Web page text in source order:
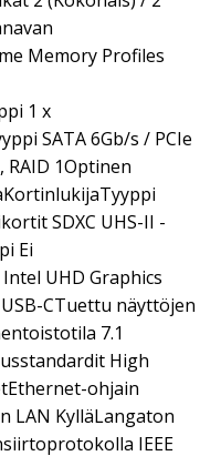
Memory Profiles
1 x
SATA 6Gb/s / PCIe
RAID 1Optinen
SDXC UHS-II -
Ei
UHD Graphics
CTuettu näyttöjen
7.1
High
ohjain
LAN KylläLangaton
IEEE